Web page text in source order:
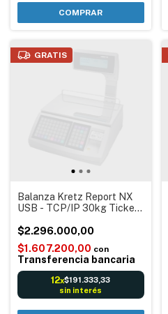
GRATIS
Balanza Kretz Report NX
USB - TCP/IP 30kg Ticket
$2.296.000,00
$1.607.200,00 con
Transferencia bancaria
12x$191.333,33
sin interés